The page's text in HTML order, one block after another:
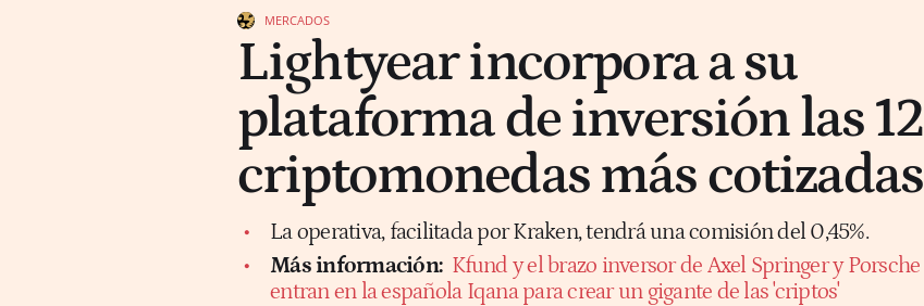
MERCADOS
Lightyear incorpora a su
plataforma de inversión las 12
criptomonedas más cotizadas
La operativa, facilitada por Kraken, tendrá una comisión del 0,45%.
Más información: Kfund y el brazo inversor de Axel Springer y Porsche
entran en la española Iqana para crear un gigante de las 'criptos'